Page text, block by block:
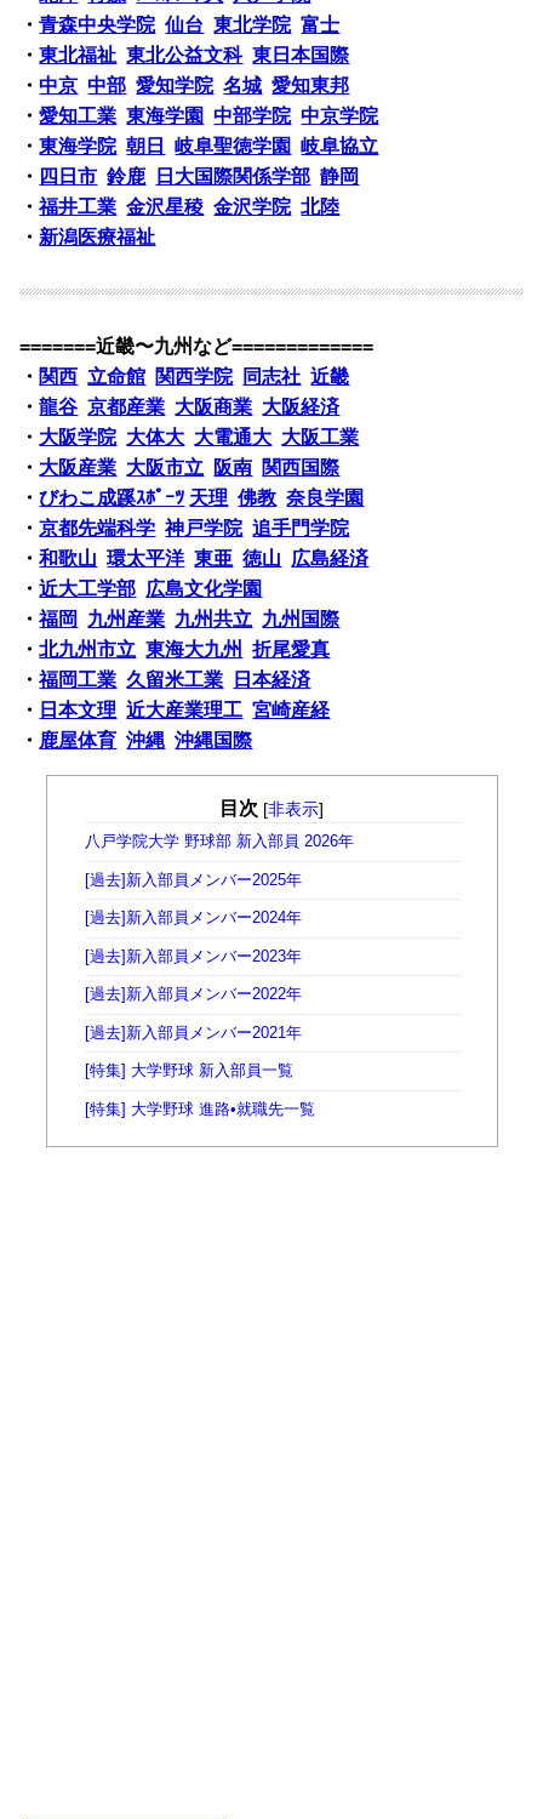
・青森中央学院 仙台 東北学院 富士
・東北福祉 東北公益文科 東日本国際
・中京 中部 愛知学院 名城 愛知東邦
・愛知工業 東海学園 中部学院 中京学院
・東海学院 朝日 岐阜聖徳学園
岐阜協立
・ 四日市 鈴鹿 日大国際関係学部 静岡
・福井工業 金沢星稜 金沢学院 北陸
・ 新潟医療福祉
=======近畿〜九州など=============
・ 関西 立命館 関西学院 同志社 近畿
・龍谷 京都産業 大阪商業 大阪経済
・ 大阪学院 大体大 大電通大 大阪工業
・ 大阪産業 大阪市立 阪南 関西国際
・びわこ成蹊ｽﾎﾟｰﾂ 天理 佛教 奈良学園
・京都先端科学 神戸学院 追手門学院
・和歌山 環太平洋 東亜 徳山 広島経済
・近大工学部 広島文化学園
・福岡 九州産業 九州共立 九州国際
・北九州市立 東海大九州
折尾愛真
・福岡工業 久留米工業
日本経済
・ 日本文理 近大産業理工 宮崎産経
・ 鹿屋体育 沖縄 沖縄国際
目次 [非表示]
八戸学院大学 野球部 新入部員 2026年
[過去]新入部員メンバー2025年
[過去]新入部員メンバー2024年
[過去]新入部員メンバー2023年
[過去]新入部員メンバー2022年
[過去]新入部員メンバー2021年
[特集] 大学野球 新入部員一覧
[特集] 大学野球 進路•就職先一覧